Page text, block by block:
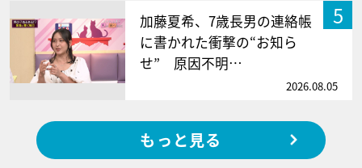
5
加藤夏希、7歳長男の連絡帳
に書かれた衝撃の“お知ら
せ” 原因不明…
2026.08.05
もっと見る